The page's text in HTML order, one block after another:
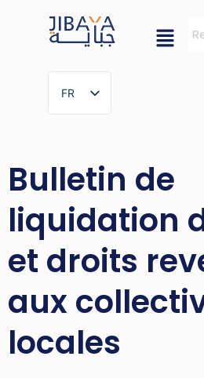
FR
FR
Bulletin de
liquidation
et droits
aux
locales